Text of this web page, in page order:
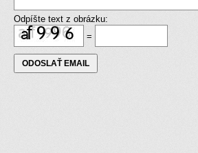
Odpíšte text z obrázku:
=